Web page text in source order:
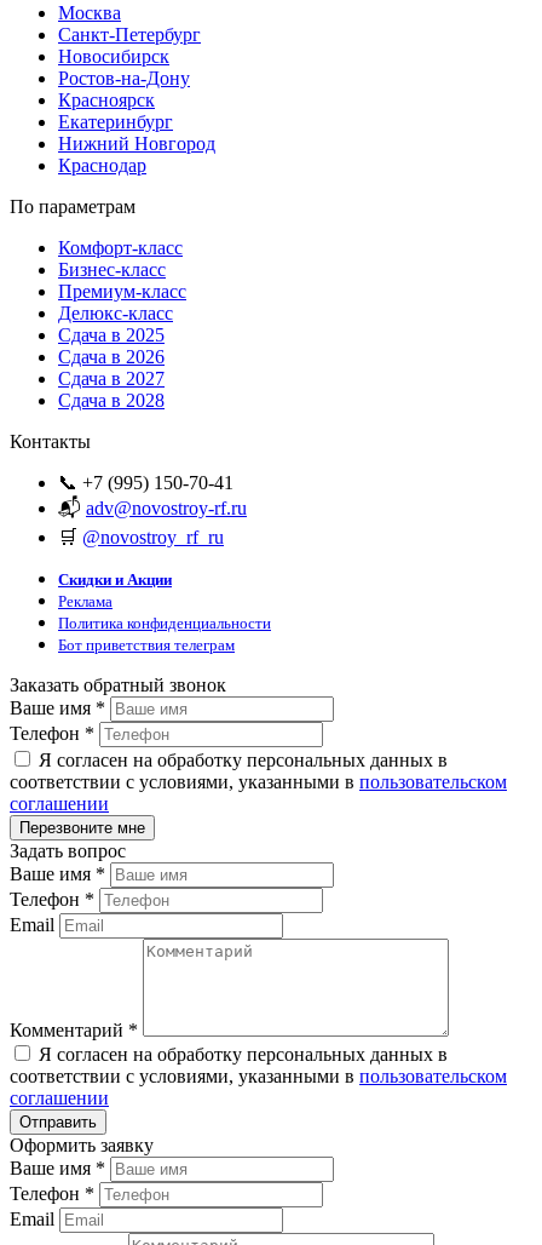
Москва
Санкт-Петербург
Новосибирск
Ростов-на-Дону
Красноярск
Екатеринбург
Нижний Новгород
Краснодар
По параметрам
Комфорт-класс
Бизнес-класс
Премиум-класс
Делюкс-класс
Сдача в 2025
Сдача в 2026
Сдача в 2027
Сдача в 2028
Контакты
📞 +7 (995) 150-70-41
📬 adv@novostroy-rf.ru
🛒 @novostroy_rf_ru
Скидки и Акции
Реклама
Политика конфиденциальности
Бот приветствия телеграм
Заказать обратный звонок
Ваше имя *
Телефон *
Я согласен на обработку персональных данных в
соответствии с условиями, указанными в пользовательском
соглашении
Задать вопрос
Ваше имя *
Телефон *
Email
Комментарий *
Я согласен на обработку персональных данных в
соответствии с условиями, указанными в пользовательском
соглашении
Оформить заявку
Ваше имя *
Телефон *
Email